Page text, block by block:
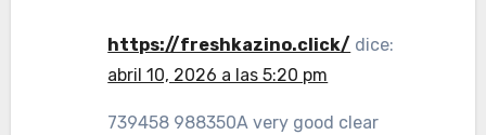
https://freshkazino.click/ dice:
abril 10, 2026 a las 5:20 pm
739458 988350A very good clear